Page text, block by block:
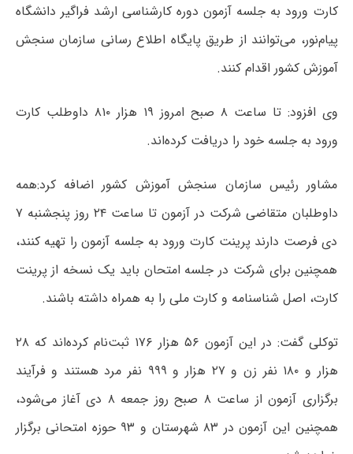
کارت ورود به جلسه آزمون دوره کارشناسی ارشد فراگیر دانشگاه
پیام‌نور، می‌توانند از طریق پایگاه اطلاع رسانی سازمان سنجش
آموزش کشور اقدام کنند.
وی افزود: تا ساعت ۸ صبح امروز ۱۹ هزار ۸۱۰ داوطلب کارت
ورود به جلسه خود را دریافت کرده‌اند.
مشاور رئیس سازمان سنجش آموزش کشور اضافه کرد:همه
داوطلبان‌ متقاضی شرکت‌ در آزمون‌ تا ساعت ۲۴ روز پنجشنبه ۷
دی فرصت دارند پرینت کارت ورود به جلسه آزمون را تهیه کنند،
همچنین برای شرکت در جلسه امتحان باید یک نسخه از پرینت
کارت، اصل شناسنامه و کارت ملی را به همراه داشته باشند.
توکلی گفت: در این آزمون ۵۶ هزار ۱۷۶ ثبت‌نام کرده‌اند که ۲۸
هزار و ۱۸۰ نفر زن و ۲۷ هزار و ۹۹۹ نفر مرد هستند و فرآیند
برگزاری آزمون از ساعت‌ ۸ صبح روز جمعه ۸ دی آغاز می‌شود،
همچنین این آزمون در ۸۳ شهرستان و ۹۳ حوزه امتحانی برگزار